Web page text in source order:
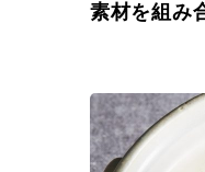
素材を組み